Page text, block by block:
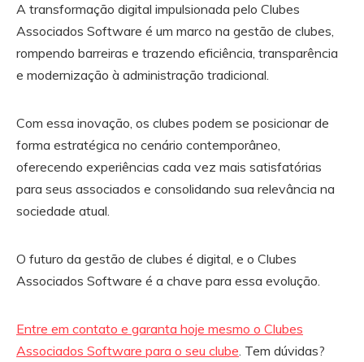
A transformação digital impulsionada pelo Clubes
Associados Software é um marco na gestão de clubes,
rompendo barreiras e trazendo eficiência, transparência
e modernização à administração tradicional.
Com essa inovação, os clubes podem se posicionar de
forma estratégica no cenário contemporâneo,
oferecendo experiências cada vez mais satisfatórias
para seus associados e consolidando sua relevância na
sociedade atual.
O futuro da gestão de clubes é digital, e o Clubes
Associados Software é a chave para essa evolução.
Entre em contato e garanta hoje mesmo o Clubes
Associados Software para o seu clube. Tem dúvidas?